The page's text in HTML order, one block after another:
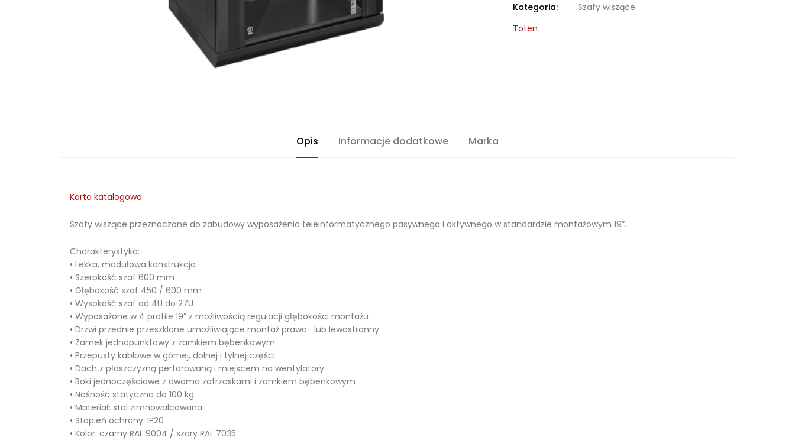
Kategoria:
Szafy wiszące
Toten
Opis Informacje dodatkowe Marka
Karta katalogowa
Szafy wiszące przeznaczone do zabudowy wyposażenia teleinformatycznego pasywnego i aktywnego w standardzie montażowym 19”.
Charakterystyka:
• Lekka, modułowa konstrukcja
• Szerokość szaf 600 mm
• Głębokość szaf 450 / 600 mm
• Wysokość szaf od 4U do 27U
• Wyposażone w 4 profile 19” z możliwością regulacji głębokości montażu
• Drzwi przednie przeszklone umożliwiające montaż prawo- lub lewostronny
• Zamek jednopunktowy z zamkiem bębenkowym
• Przepusty kablowe w górnej, dolnej i tylnej części
• Dach z płaszczyzną perforowaną i miejscem na wentylatory
• Boki jednoczęściowe z dwoma zatrzaskami i zamkiem bębenkowym
• Nośność statyczna do 100 kg
• Materiał: stal zimnowalcowana
• Stopień ochrony: IP20
• Kolor: czarny RAL 9004 / szary RAL 7035